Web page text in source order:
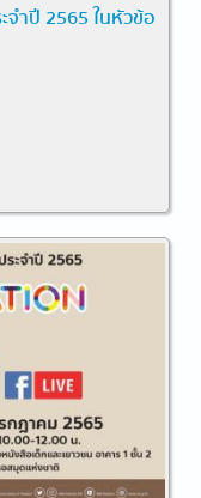
ำปี 2565 ในหัวข้อ